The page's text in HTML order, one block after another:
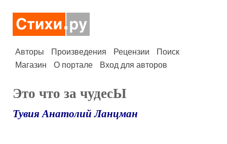
Авторы Произведения Рецензии
Поиск
Магазин
О портале Вход для авторов
Это что за чудесЫ
Тувия Анатолий Ланцман